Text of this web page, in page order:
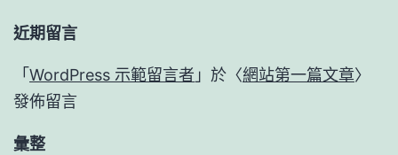
近期留言
「 WordPress 示範留言者 」於〈網站第一篇文章〉
發佈留言
彙整